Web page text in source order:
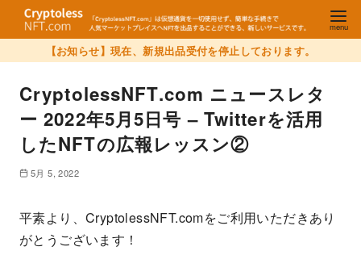
【お知らせ】現在、新規出品受付を停止しております。
CryptolessNFT.com ニュースレタ
ー 2022年5月5日号 – Twitterを活用
したNFTの広報レッスン②
5月 5, 2022
平素より、CryptolessNFT.comをご利用いただきあり
がとうございます！